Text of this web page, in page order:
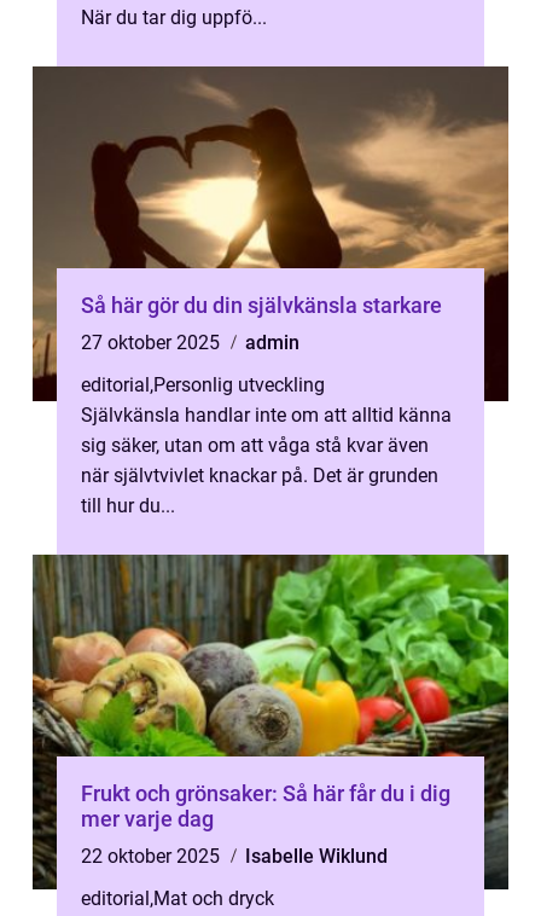
När du tar dig uppfö...
Så här gör du din självkänsla starkare
27 oktober 2025
admin
editorial,Personlig utveckling
Självkänsla handlar inte om att alltid känna
sig säker, utan om att våga stå kvar även
när självtvivlet knackar på. Det är grunden
till hur du...
Frukt och grönsaker: Så här får du i dig
mer varje dag
22 oktober 2025
Isabelle Wiklund
editorial,Mat och dryck